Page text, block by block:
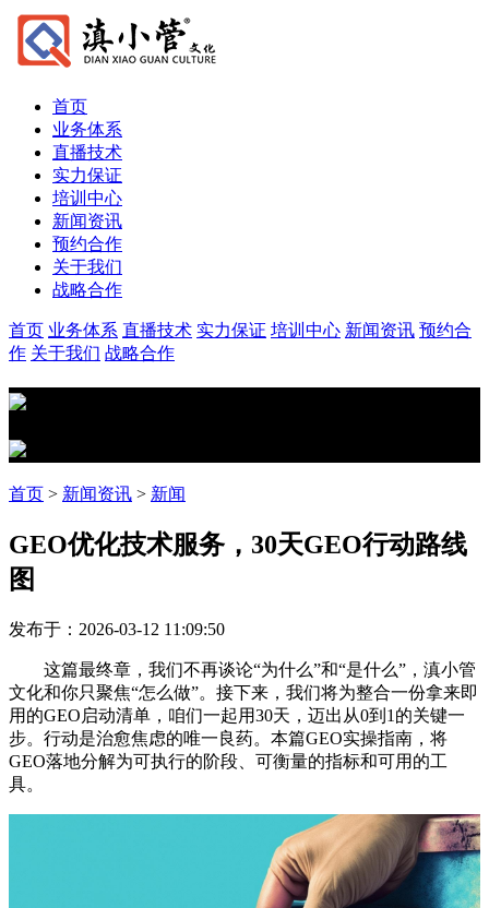
首页
业务体系
直播技术
实力保证
培训中心
新闻资讯
预约合作
关于我们
战略合作
首页 业务体系 直播技术 实力保证 培训中心 新闻资讯 预约合
作 关于我们 战略合作
首页 > 新闻资讯 > 新闻
GEO优化技术服务，30天GEO行动路线
图
发布于：2026-03-12 11:09:50
这篇最终章，我们不再谈论“为什么”和“是什么”，滇小管
文化和你只聚焦“怎么做”。 接下来，我们将为整合一份拿来即
用的GEO启动清单，咱们一起用30天，迈出从0到1的关键一
步。 行动是治愈焦虑的唯一良药。 本篇GEO实操指南，将
GEO落地分解为可执行的阶段、可衡量的指标和可用的工
具。